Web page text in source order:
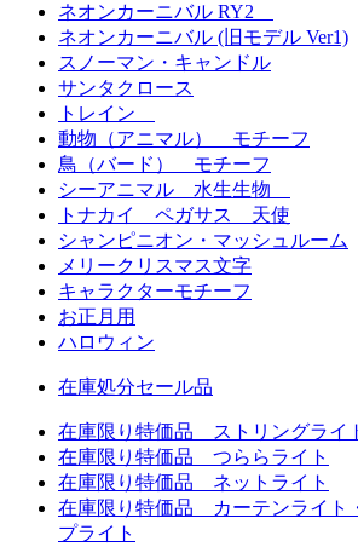
ネオンカーニバル RY2
ネオンカーニバル (旧モデル Ver1)
スノーマン・キャンドル
サンタクロース
トレイン
動物（アニマル） モチーフ
鳥（バード） モチーフ
シーアニマル 水生生物
トナカイ ペガサス 天使
シャンピニオン・マッシュルーム
メリークリスマス文字
キャラクターモチーフ
お正月用
ハロウィン
在庫処分セール品
在庫限り特価品 ストリングライ
在庫限り特価品 つららライト
在庫限り特価品 ネットライト
在庫限り特価品 カーテンライト
プライト